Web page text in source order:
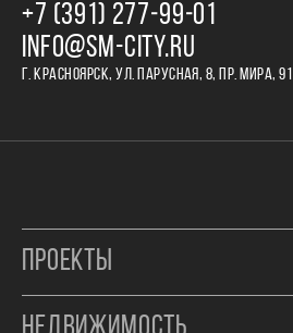
+7 (391) 277‒99‒01
INFO@SM-CITY.RU
Г. КРАСНОЯРСК, УЛ. ПАРУСНАЯ, 8, ПР. МИРА, 91
ПРОЕКТЫ